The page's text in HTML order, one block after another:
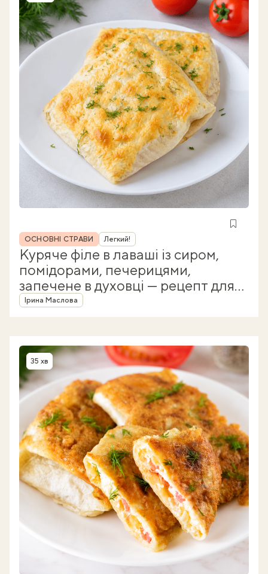
Рубрика
ОСНОВНІ СТРАВИ Легкий!
Куряче філе в лаваші із сиром,
помідорами, печерицями,
запечене в духовці — рецепт для
соковитого м’яса
Автор
Ірина Маслова
Час приготування
35 хв